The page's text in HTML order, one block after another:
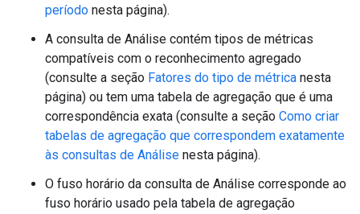
período nesta página).
A consulta de Análise contém tipos de métricas
compatíveis com o reconhecimento agregado
(consulte a seção Fatores do tipo de métrica nesta
página) ou tem uma tabela de agregação que é uma
correspondência exata (consulte a seção Como criar
tabelas de agregação que correspondem exatamente
às consultas de Análise nesta página).
O fuso horário da consulta de Análise corresponde ao
fuso horário usado pela tabela de agregação